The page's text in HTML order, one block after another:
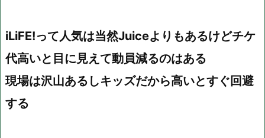
iLiFE!って人気は当然Juiceよりもあるけどチケ
代高いと目に見えて動員減るのはある
現場は沢山あるしキッズだから高いとすぐ回避
する